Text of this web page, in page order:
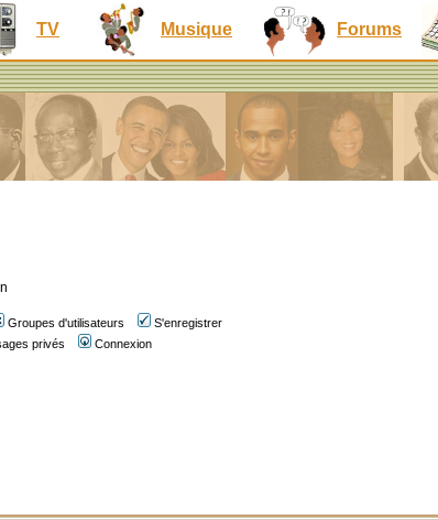
TV Musique Forums
Groupes d'utilisateurs
S'enregistrer
privés Connexion